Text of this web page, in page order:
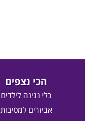
הכי נצפים
כלי נגינה לילדים
אביזרים למסיבות